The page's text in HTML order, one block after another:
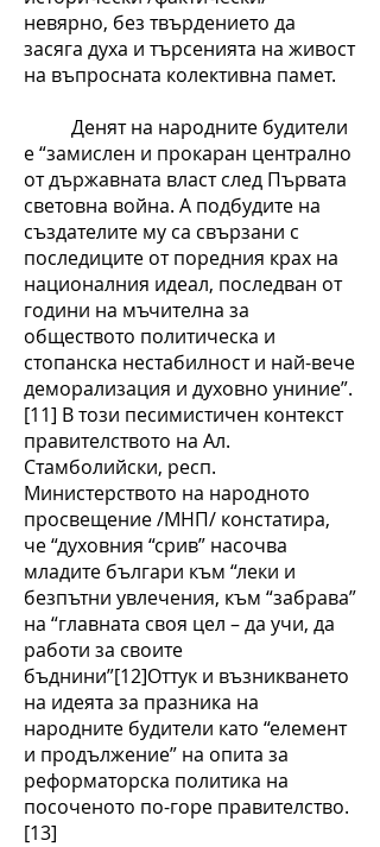
невярно, без твърдението да
засяга духа и търсенията на живост
на въпросната колективна памет.
Денят на народните будители
е “замислен и прокаран централно
от държавната власт след Първата
световна война. А подбудите на
създателите му са свързани с
последиците от поредния крах на
националния идеал, последван от
години на мъчителна за
обществото политическа и
стопанска нестабилност и най-вече
деморализация и духовно униние”.
[11] В този песимистичен контекст
правителството на Ал.
Стамболийски, респ.
Министерството на народното
просвещение /МНП/ констатира,
че “духовния “срив” насочва
младите българи към “леки и
безпътни увлечения, към “забрава”
на “главната своя цел – да учи, да
работи за своите
бъднини”[12]Оттук и възникването
на идеята за празника на
народните будители като “елемент
и продължение” на опита за
реформаторска политика на
посоченото по-горе правителство.
[13]